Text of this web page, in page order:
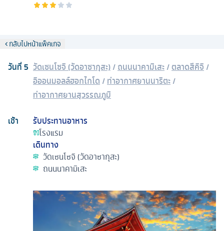
กลับไปหน้าแพ็คเกจ
วันที่5 วัดเซนโซจิ (วัดอาซากุสะ)/ถนนนาคามิเสะ/ตลาดสึคิจิ /
อิออนมอลล์ฮอกไกโด /ท่าอากาศยานนาริตะ/
ท่าอากาศยานสุวรรณภูมิ
เช้า
รับประทานอาหาร
โรงแรม
เดินทาง
วัดเซนโซจิ (วัดอาซากุสะ)
ถนนนาคามิเสะ